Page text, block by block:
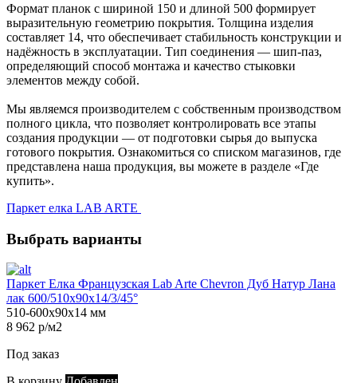
Формат планок с шириной 150 и длиной 500 формирует
выразительную геометрию покрытия. Толщина изделия
составляет 14, что обеспечивает стабильность конструкции и
надёжность в эксплуатации. Тип соединения — шип-паз,
определяющий способ монтажа и качество стыковки
элементов между собой.
Мы являемся производителем с собственным производством
полного цикла, что позволяет контролировать все этапы
создания продукции — от подготовки сырья до выпуска
готового покрытия. Ознакомиться со списком магазинов, где
представлена наша продукция, вы можете в разделе «Где
купить».
Паркет елка LAB ARTE
Выбрать варианты
Паркет Елка Французская Lab Arte Chevron Дуб Натур Лана
лак 600/510х90х14/3/45°
510-600х90х14 мм
8 962 р/м2
Под заказ